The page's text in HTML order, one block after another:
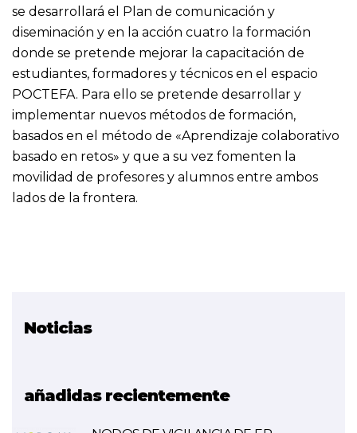
se desarrollará el Plan de comunicación y
diseminación y en la acción cuatro la formación
donde se pretende mejorar la capacitación de
estudiantes, formadores y técnicos en el espacio
POCTEFA. Para ello se pretende desarrollar y
implementar nuevos métodos de formación,
basados en el método de «Aprendizaje colaborativo
basado en retos» y que a su vez fomenten la
movilidad de profesores y alumnos entre ambos
lados de la frontera.
Noticias
añadidas recientemente